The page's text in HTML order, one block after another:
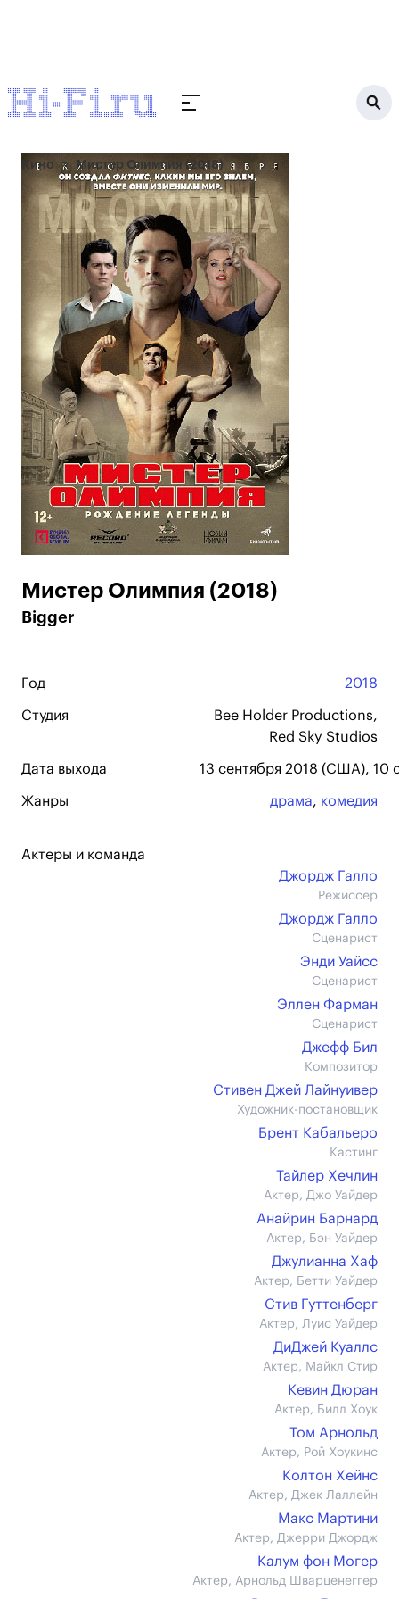
Кино Мистер Олимпия (2018)
Мистер Олимпия (2018)
Bigger
Год 2018
Студия
Bee Holder Productions,
Red Sky Studios
Дата выхода 13 сентября 2018 (США), 10
Жанры драма, комедия
Актеры и команда
Джордж Галло
Режиссер
Джордж Галло
Сценарист
Энди Уайсс
Сценарист
Эллен Фарман
Сценарист
Джефф Бил
Композитор
Стивен Джей Лайнуивер
Художник-постановщик
Брент Кабальеро
Кастинг
Тайлер Хечлин
Актер, Джо Уайдер
Анайрин Барнард
Актер, Бэн Уайдер
Джулианна Хаф
Актер, Бетти Уайдер
Стив Гуттенберг
Актер, Луис Уайдер
ДиДжей Куаллс
Актер, Майкл Стир
Кевин Дюран
Актер, Билл Хоук
Том Арнольд
Актер, Рой Хоукинс
Колтон Хейнс
Актер, Джек Лаллейн
Макс Мартини
Актер, Джерри Джордж
Калум фон Могер
Актер, Арнольд Шварценеггер